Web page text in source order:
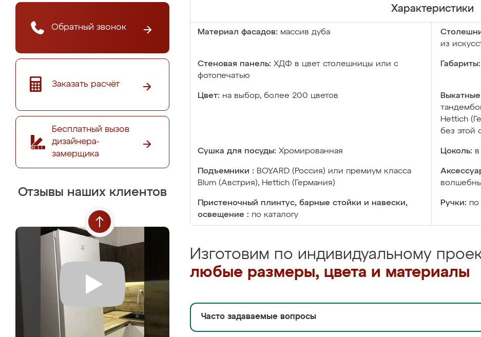
Обратный звонок
Заказать расчёт
Бесплатный вызов
дизайнера-
замерщика
Отзывы наших клиентов
Характеристики
Материал фасадов: массив дуба
из
Стеновая панель: ХДФ в цвет столешницы или с
фотопечатью
Габариты:
Цвет: на выбор, более 200 цветов
Hettich
без этой
Сушка для посуды: Хромированная Цоколь:
Подъемники : BOYARD (Россия) или премиум класса
Blum (Австрия), Hettich (Германия)
Пристеночный плинтус, барные стойки и навески,
освещение : по каталогу
Ручки: по
Изготовим по индивидуальному
любые размеры, цвета и материалы
Часто задаваемые вопросы